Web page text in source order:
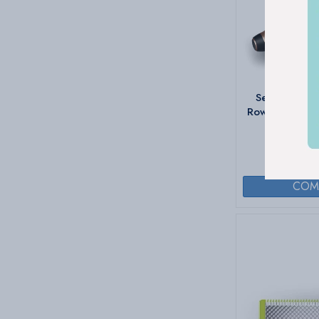
Secador y
Rowenta
$